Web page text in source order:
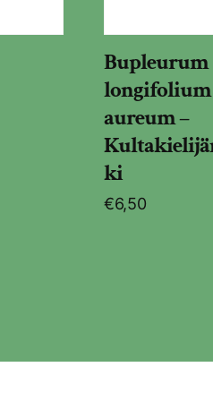
Bupleurum
longifolium
aureum –
ki
€6,50